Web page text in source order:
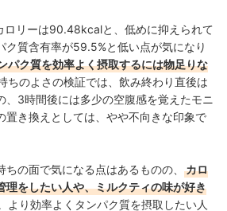
ロリーは90.48kcalと、低めに抑えられて
ク質含有率が59.5%と低い点が気になり
パク質を効率よく摂取するには物足りな
ちのよさの検証では、飲み終わり直後は
、3時間後には多少の空腹感を覚えたモニ
置き換えとしては、やや不向きな印象で
の面で気になる点はあるものの、
カロ
理をしたい人や、ミルクティの味が好き
より効率よくタンパク質を摂取したい人